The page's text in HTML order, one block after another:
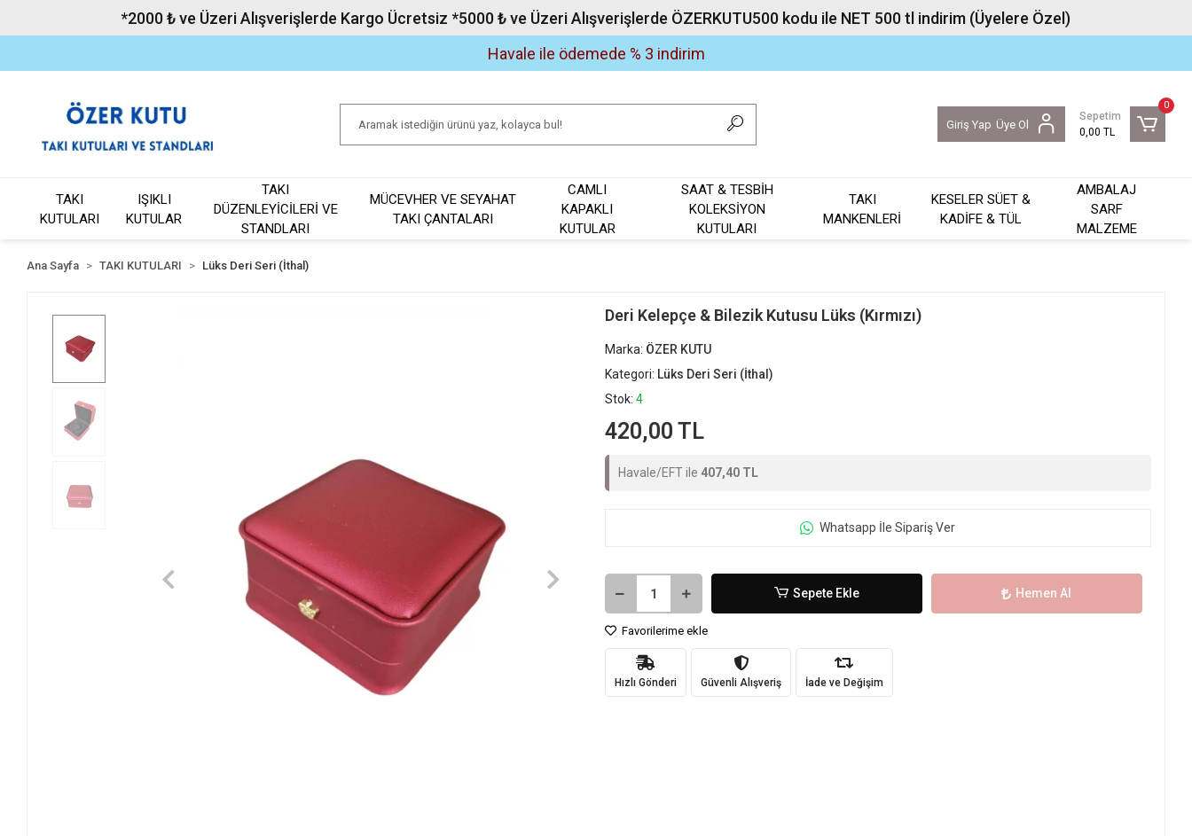
*2000 ₺ ve Üzeri Alışverişlerde Kargo Ücretsiz *5000 ₺ ve Üzeri Alışverişlerde ÖZERKUTU500 kodu ile NET 500 tl indirim (Üyelere Özel)
Havale ile ödemede % 3 indirim
Giriş Yap Üye Ol
0
Sepetim
0,00 TL
TAKI
KUTULARI
IŞIKLI
KUTULAR
TAKI
DÜZENLEYİCİLERİ VE
STANDLARI
MÜCEVHER VE SEYAHAT
TAKI ÇANTALARI
CAMLI
KAPAKLI
KUTULAR
SAAT & TESBİH
KOLEKSİYON
KUTULARI
TAKI
MANKENLERİ
KESELER SÜET &
KADİFE & TÜL
AMBALAJ
SARF
MALZEME
Ana Sayfa TAKI KUTULARI Lüks Deri Seri (İthal)
Deri Kelepçe & Bilezik Kutusu Lüks (Kırmızı)
Marka: ÖZER KUTU
Kategori: Lüks Deri Seri (İthal)
Stok: 4
420,00 TL
Havale/EFT ile 407,40 TL
Whatsapp İle Sipariş Ver
Sepete Ekle Hemen Al
Favorilerime ekle
Hızlı Gönderi Güvenli Alışveriş İade ve Değişim